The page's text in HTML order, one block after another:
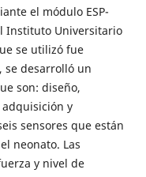
el módulo ESP-
Instituto Universitario
se utilizó fue
se desarrolló un
son: diseño,
y
sensores que están
neonato. Las
y nivel de